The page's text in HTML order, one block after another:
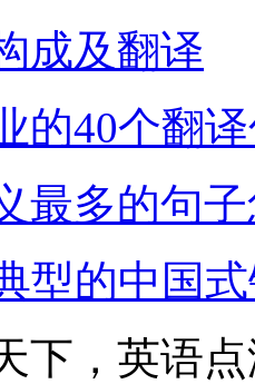
成及翻译
的40个翻
最多的句
型的中国
下，英语